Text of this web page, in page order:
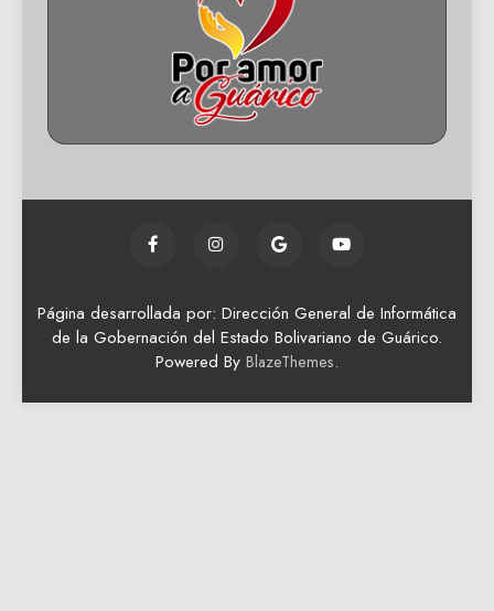
Página desarrollada por: Dirección General de Informática
de la Gobernación del Estado Bolivariano de Guárico.
Powered By BlazeThemes.